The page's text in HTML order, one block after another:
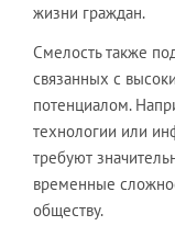
жизни граждан.
Смелость также
связанных с
потенциалом.
технологии или
требуют
временные
обществу.